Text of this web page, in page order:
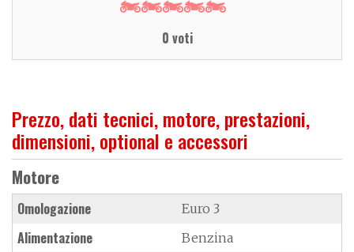
0 voti
Prezzo, dati tecnici, motore, prestazioni,
dimensioni, optional e accessori
Motore
Omologazione Euro 3
Alimentazione Benzina